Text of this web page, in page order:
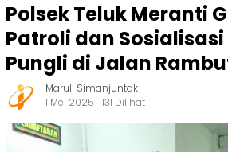
Polsek Teluk Meranti
Patroli dan Sosialisasi
Pungli di Jalan
Maruli Simanjuntak
1 Mei 2025
131 Dilihat